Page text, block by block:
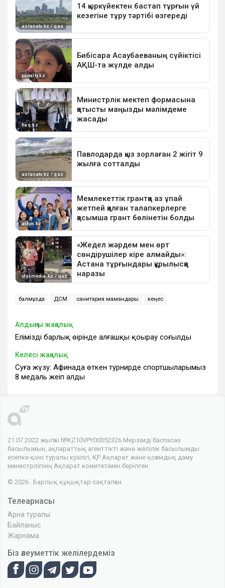
балмұздақ ДСМ санитария мамандары кеңес
Алдыңғы жаңалық
Еліміздің барлық өңірінде алғашқы қоңырау соғылды
Келесі жаңалық
Суға жүзу: Афи­нада өткен турнирде спортшыларымыз
8 медаль жеңіп алды
21.07.2022 жылғы №KZ10VPY00052326 Мерзімді баспасөз
басылымын, ақпараттық агенттікті және желілік басылымды
есепке қою туралы куәлігі, ҚР Ақпарат және қоғамдық даму
министрлігінің Ақпарат комитетімен берілген.
© 2026 . Барлық құқықтар сақталған
Телеарнасы
Арна туралы
Байланыс
Жарнама
Біз әлеуметтік желілердеміз